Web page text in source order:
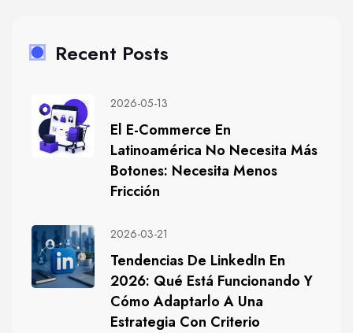
Recent Posts
2026-05-13
El E-Commerce En
Latinoamérica No Necesita Más
Botones: Necesita Menos
Fricción
2026-03-21
Tendencias De LinkedIn En
2026: Qué Está Funcionando Y
Cómo Adaptarlo A Una
Estrategia Con Criterio